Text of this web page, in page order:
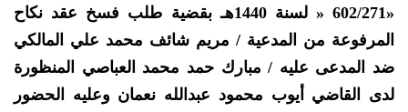
«602/271 « لسنة 1440هـ بقضية طلب فسخ عقد نكاح
المرفوعة من المدعية / مريم شائف محمد علي المالكي
ضد المدعى عليه / مبارك حمد محمد العباصي المنظورة
لدى القاضي أيوب محمود عبدالله نعمان وعليه الحضور